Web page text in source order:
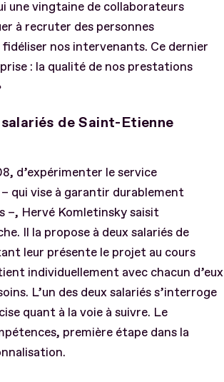
une vingtaine de collaborateurs
à recruter des personnes
nos intervenants. Ce dernier
: la qualité de nos prestations
de Saint-Etienne
d’expérimenter le service
qui vise à garantir durablement
–, Hervé Komletinsky saisit
Il la propose à deux salariés de
leur présente le projet au cours
individuellement avec chacun d’eux
L’un des deux salariés s’interroge
quant à la voie à suivre. Le
première étape dans la